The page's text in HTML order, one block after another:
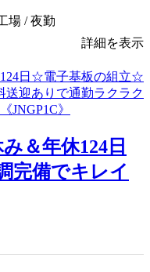
場 / 夜勤
詳細を表示
＆年休124日
完備でキレイ